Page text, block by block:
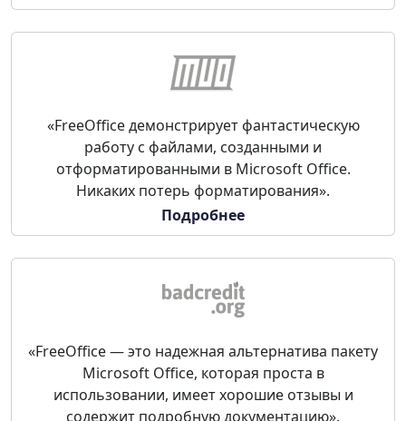
«FreeOffice демонстрирует фантастическую
работу с файлами, созданными и
отформатированными в Microsoft Office.
Никаких потерь форматирования».
Подробнее
«FreeOffice — это надежная альтернатива пакету
Microsoft Office, которая проста в
использовании, имеет хорошие отзывы и
содержит подробную документацию».